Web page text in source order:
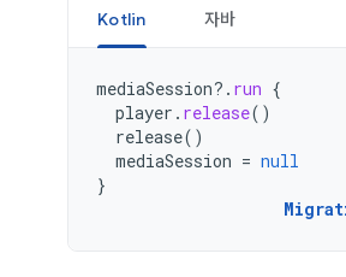
Kotlin 자바
mediaSession?. run {
player . release()
release()
mediaSession = null
}